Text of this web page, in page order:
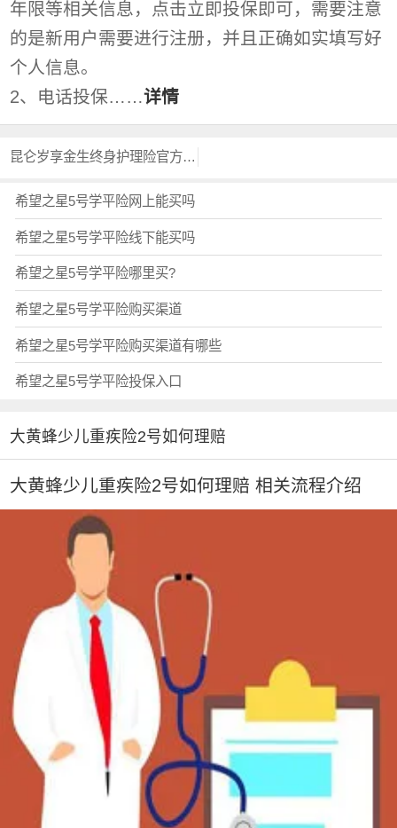
年限等相关信息，点击立即投保即可，需要注意
的是新用户需要进行注册，并且正确如实填写好
个人信息。
2、电话投保……详情
昆仑岁享金生终身护理险官方投保入口？？
希望之星5号学平险网上能买吗
希望之星5号学平险线下能买吗
希望之星5号学平险哪里买?
希望之星5号学平险购买渠道
希望之星5号学平险购买渠道有哪些
希望之星5号学平险投保入口
大黄蜂少儿重疾险2号如何理赔
大黄蜂少儿重疾险2号如何理赔 相关流程介绍